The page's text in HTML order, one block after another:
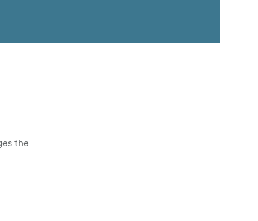
the